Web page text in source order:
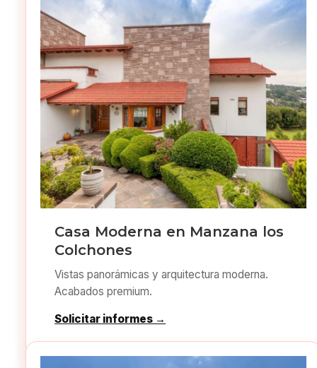
Casa Moderna en Manzana los
Colchones
Vistas panorámicas y arquitectura moderna.
Acabados premium.
Solicitar informes →